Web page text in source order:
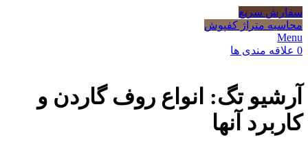
سفارش سریع
محاسبه متراژ کفپوش
Menu
0 علاقه مندی ها
آرشیو تگ: انواع روف گاردن و
کاربرد آنها